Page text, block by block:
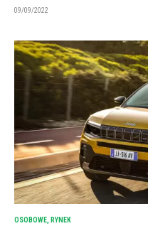
09/09/2022
OSOBOWE RYNEK